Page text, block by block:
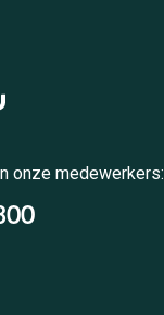
onze medewerkers: